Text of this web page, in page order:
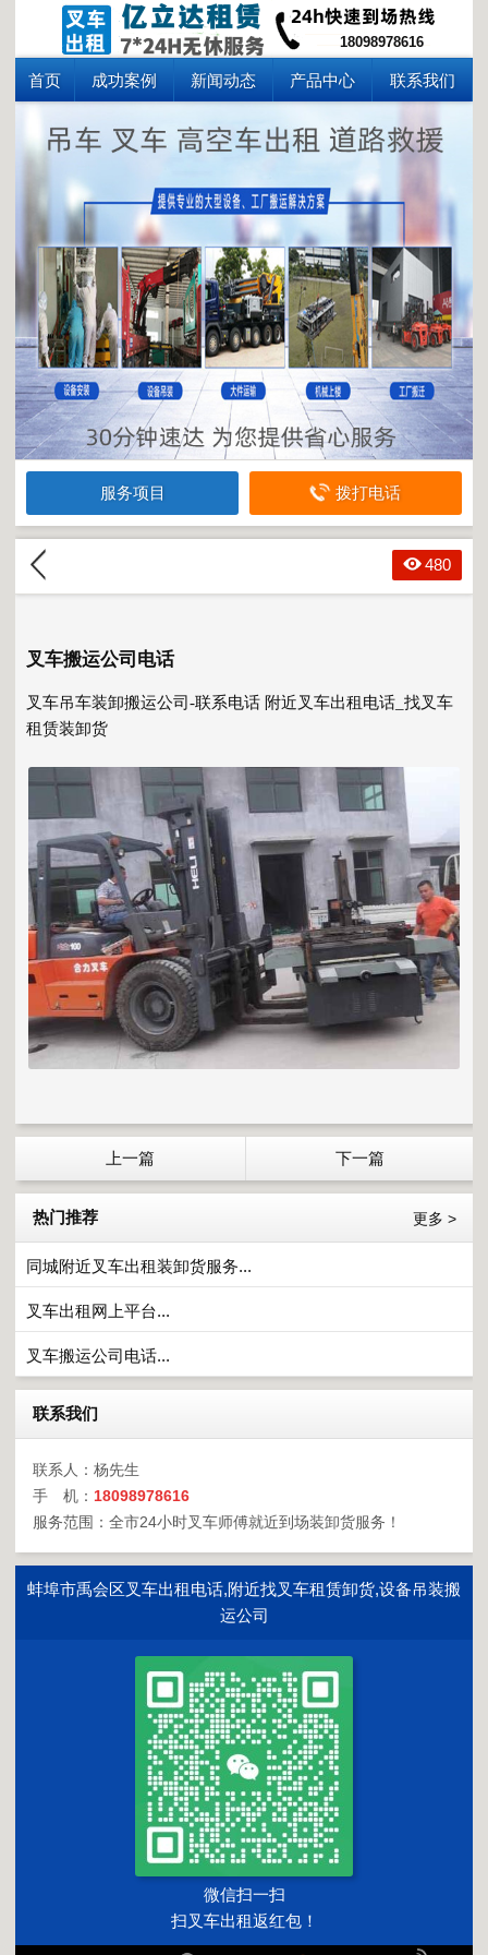
18098978616
首页 成功案例 新闻动态 产品中心 联系我们
服务项目 拨打电话
480
叉车搬运公司电话
叉车吊车装卸搬运公司-联系电话 附近叉车出租电话_找叉车
租赁装卸货
上一篇 下一篇
热门推荐 更多 >
同城附近叉车出租装卸货服务...
叉车出租网上平台...
叉车搬运公司电话...
联系我们
联系人：杨先生
手 机： 18098978616
服务范围：全市24小时叉车师傅就近到场装卸货服务！
蚌埠市禹会区叉车出租电话,附近找叉车租赁卸货,设备吊装搬
运公司
微信扫一扫
扫叉车出租返红包！